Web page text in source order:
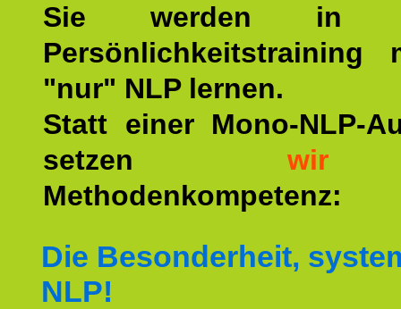
Sie werden in
Persönlichkeitstraining
"nur" NLP lernen.
Statt einer Mono-NLP-
setzen wir
Methodenkompetenz:
Die Besonderheit,
NLP!